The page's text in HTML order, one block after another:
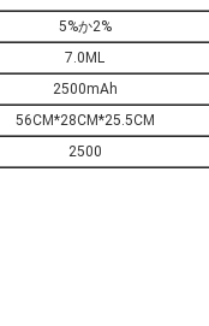
5%か2%
7.0ML
2500mAh
56CM*28CM*25.5CM
2500